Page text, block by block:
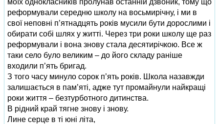
моїх однокласників пролунав останній дзвоник, тому що
реформували середню школу на восьмирічну, і ми в
свої неповні п’ятнадцять років мусили бути дорослими і
обирати собі шлях у житті. Через три роки школу ще раз
реформували і вона знову стала десятирічкою. Все ж
таки село було великим – до його складу раніше
входили п’ять бригад.
З того часу минуло сорок п’ять років. Школа назавжди
залишається в пам’яті, адже тут промайнули найкращі
роки життя – безтурботного дитинства.
В рідний край тягне знову і знову.
Лине серце в ті юні літа,